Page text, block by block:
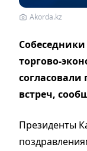
Akorda.kz
торгово-
встреч,
Президенты